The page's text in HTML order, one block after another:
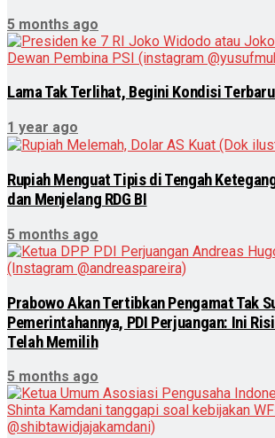
5 months ago
Lama Tak Terlihat, Begini Kondisi
1 year ago
Rupiah Menguat Tipis di Tengah
dan Menjelang RDG BI
5 months ago
Prabowo Akan Tertibkan Pengamat Tak
Pemerintahannya, PDI Perjuangan: Ini
Telah Memilih
5 months ago